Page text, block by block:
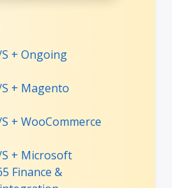
+ Ongoing
+ Magento
+ WooCommerce
+ Microsoft
Finance &